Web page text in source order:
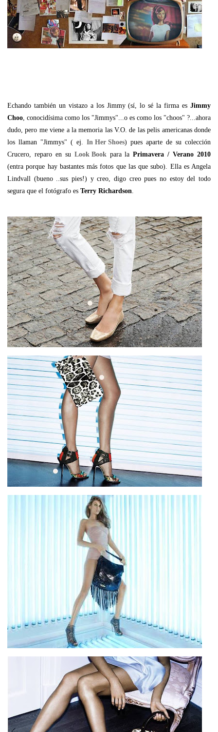
Echando también un vistazo a los Jimmy (sí, lo sé la firma es Jimmy
Choo , conocidísima como los "Jimmys"...o es como los "choos" ?...ahora
dudo, pero me viene a la memoria las V.O. de las pelis americanas donde
los llaman "Jimmys" ( ej. In Her Shoes) pues aparte de su colección
Crucero, reparo en su Look Book para laPrimavera / Verano 2010
(entra porque hay bastantes más fotos que las que subo). Ella es Angela
Lindvall (bueno ..sus pies!) y creo, digo creo pues no estoy del todo
segura que el fotógrafo es Terry Richardson